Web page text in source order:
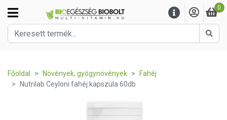
0
Főoldal Növények, gyógynövények
Fahéj
Nutrilab Ceyloni fahéj kapszula 60db